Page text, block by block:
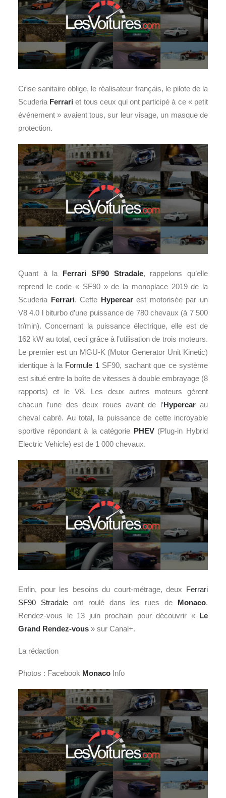
Crise sanitaire oblige, le réalisateur français, le pilote de la
Scuderia Ferrari et tous ceux qui ont participé à ce « petit
événement » avaient tous, sur leur visage, un masque de
protection.
Quant à la Ferrari SF90 Stradale, rappelons qu’elle
reprend le code « SF90 » de la monoplace 2019 de la
Scuderia Ferrari. Cette Hypercarest motorisée par un
V8 4.0 l biturbo d’une puissance de 780 chevaux (à 7 500
tr/min). Concernant la puissance électrique, elle est de
162 kW au total, ceci grâce à l’utilisation de trois moteurs.
Le premier est un MGU-K (Motor Generator Unit Kinetic)
identique à la Formule 1 SF90, sachant que ce système
est situé entre la boîte de vitesses à double embrayage (8
rapports) et le V8. Les deux autres moteurs gèrent
chacun l’une des deux roues avant de l’Hypercarau
cheval cabré. Au total, la puissance de cette incroyable
sportive répondant à la catégorie PHEV(Plug-in Hybrid
Electric Vehicle) est de 1 000 chevaux.
Enfin, pour les besoins du court-métrage, deux Ferrari
SF90 Stradaleont roulé dans les rues de Monaco.
Rendez-vous le 13 juin prochain pour découvrir « Le
Grand Rendez-vous » sur Canal+.
La rédaction
Photos : Facebook Monaco Info